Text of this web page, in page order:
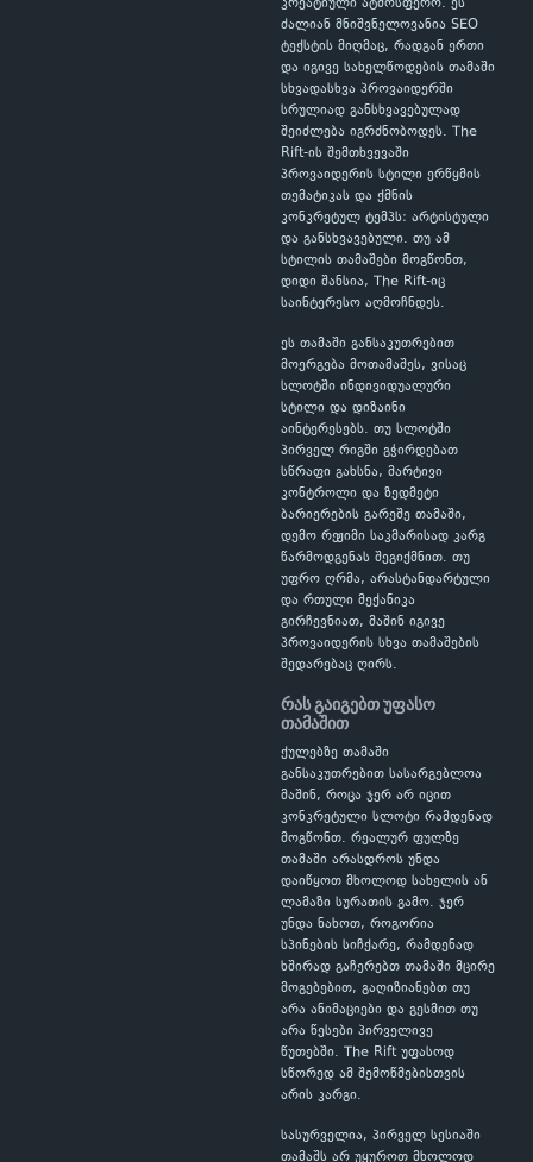
კრეატიული ატმოსფერო. ეს
ძალიან მნიშვნელოვანია SEO
ტექსტის მიღმაც, რადგან ერთი
და იგივე სახელწოდების თამაში
სხვადასხვა პროვაიდერში
სრულიად განსხვავებულად
შეიძლება იგრძნობოდეს. The
Rift-ის შემთხვევაში
პროვაიდერის სტილი ერწყმის
თემატიკას და ქმნის
კონკრეტულ ტემპს: არტისტული
და განსხვავებული. თუ ამ
სტილის თამაშები მოგწონთ,
დიდი შანსია, The Rift-იც
საინტერესო აღმოჩნდეს.
ეს თამაში განსაკუთრებით
მოერგება მოთამაშეს, ვისაც
სლოტში ინდივიდუალური
სტილი და დიზაინი
აინტერესებს. თუ სლოტში
პირველ რიგში გჭირდებათ
სწრაფი გახსნა, მარტივი
კონტროლი და ზედმეტი
ბარიერების გარეშე თამაში,
დემო რეჟიმი საკმარისად კარგ
წარმოდგენას შეგიქმნით. თუ
უფრო ღრმა, არასტანდარტული
და რთული მექანიკა
გირჩევნიათ, მაშინ იგივე
პროვაიდერის სხვა თამაშების
შედარებაც ღირს.
რას გაიგებთ უფასო
თამაშით
ქულებზე თამაში
განსაკუთრებით სასარგებლოა
მაშინ, როცა ჯერ არ იცით
კონკრეტული სლოტი რამდენად
მოგწონთ. რეალურ ფულზე
თამაში არასდროს უნდა
დაიწყოთ მხოლოდ სახელის ან
ლამაზი სურათის გამო. ჯერ
უნდა ნახოთ, როგორია
სპინების სიჩქარე, რამდენად
ხშირად გაჩერებთ თამაში მცირე
მოგებებით, გაღიზიანებთ თუ
არა ანიმაციები და გესმით თუ
არა წესები პირველივე
წუთებში. The Rift უფასოდ
სწორედ ამ შემოწმებისთვის
არის კარგი.
სასურველია, პირველ სესიაში
თამაშს არ უყუროთ მხოლოდ